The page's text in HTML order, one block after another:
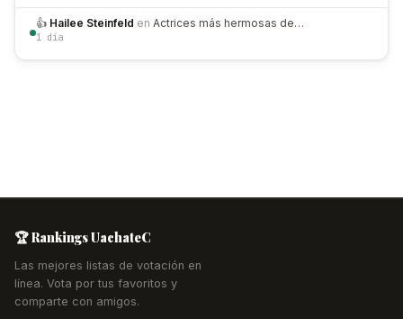
👍 Hailee Steinfeld en Actrices más hermosas de…
1 día
🏆 Rankings UachateC
Las mejores listas de votación en
línea. Vota por tus favoritos y
comparte con amigos.